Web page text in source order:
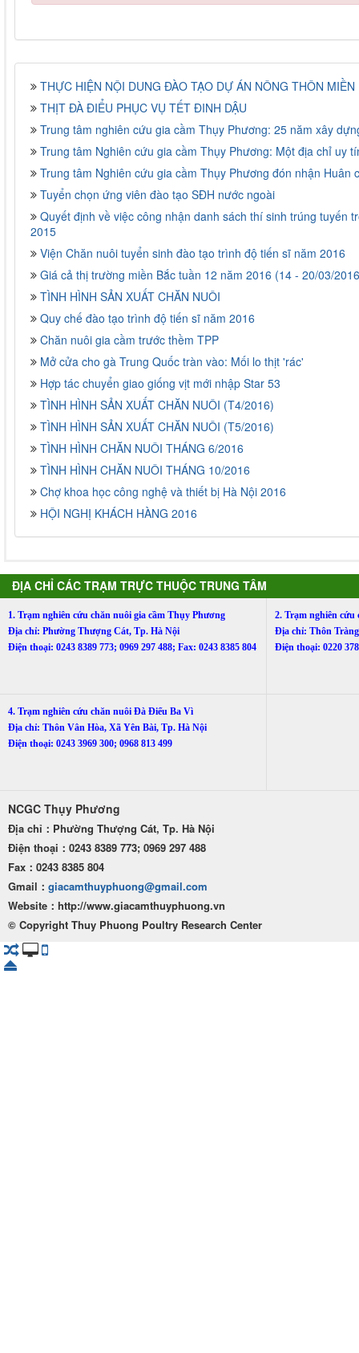
THỰC HIỆN NỘI DUNG ĐÀO TẠO DỰ ÁN NÔNG THÔN
THỊT ĐÀ ĐIỂU PHỤC VỤ TẾT ĐINH DẬU
Trung tâm nghiên cứu gia cầm Thụy Phương: 25 năm xây
Trung tâm Nghiên cứu gia cầm Thụy Phương: Một địa chỉ uy
Trung tâm Nghiên cứu gia cầm Thụy Phương đón nhận Huân
Tuyển chọn ứng viên đào tạo SĐH nước ngoài
Quyết định về việc công nhận danh sách thí sinh trúng tuyến
2015
Viện Chăn nuôi tuyển sinh đào tạo trình độ tiến sĩ năm 2016
Giá cả thị trường miền Bắc tuần 12 năm 2016 (14 - 20/03/
TÌNH HÌNH SẢN XUẤT CHĂN NUÔI
Quy chế đào tạo trình độ tiến sĩ năm 2016
Chăn nuôi gia cầm trước thềm TPP
Mở cửa cho gà Trung Quốc tràn vào: Mối lo thịt 'rác'
Hợp tác chuyển giao giống vịt mới nhập Star 53
TÌNH HÌNH SẢN XUẤT CHĂN NUÔI (T4/2016)
TÌNH HÌNH SẢN XUẤT CHĂN NUÔI (T5/2016)
TÌNH HÌNH CHĂN NUÔI THÁNG 6/2016
TÌNH HÌNH CHĂN NUÔI THÁNG 10/2016
Chợ khoa học công nghệ và thiết bị Hà Nội 2016
HỘI NGHỊ KHÁCH HÀNG 2016
ĐỊA CHỈ CÁC TRẠM TRỰC THUỘC TRUNG TÂM
1. Trạm nghiên cứu chăn nuôi gia cầm Thụy Phương
Địa chỉ: Phường Thượng Cát, Tp. Hà Nội
Điện thoại: 0243 8389 773; 0969 297 488; Fax: 0243 8385 804
2. Trạm nghiên
Địa chỉ: Thôn
Điện thoại: 0220
4. Trạm nghiên cứu chăn nuôi Đà Điểu Ba Vì
Địa chỉ: Thôn Vân Hòa, Xã Yên Bài, Tp. Hà Nội
Điện thoại: 0243 3969 300; 0968 813 499
NCGC Thụy Phương
Địa chỉ：Phường Thượng Cát, Tp. Hà Nội
Điện thoại：0243 8389 773; 0969 297 488
Fax：0243 8385 804
Gmail： giacamthuyphuong@gmail.com
Website：http://www.giacamthuyphuong.vn
© Copyright Thuy Phuong Poultry Research Center